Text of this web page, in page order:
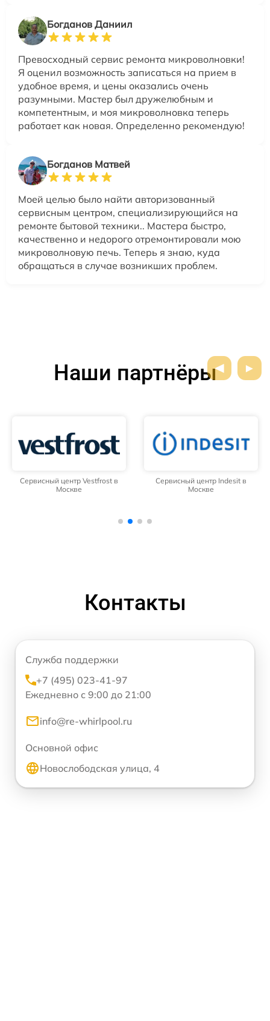
Богданов Даниил
Превосходный сервис ремонта микроволновки!
Я оценил возможность записаться на прием в
удобное время, и цены оказались очень
разумными. Мастер был дружелюбным и
компетентным, и моя микроволновка теперь
работает как новая. Определенно рекомендую!
Богданов Матвей
Моей целью было найти авторизованный
сервисным центром, специализирующийся на
ремонте бытовой техники.. Мастера быстро,
качественно и недорого отремонтировали мою
микроволновую печь. Теперь я знаю, куда
обращаться в случае возникших проблем.
Наши партнёры
Сервисный центр Vestfrost в
Москве
Сервисный центр Indesit в
Москве
Контакты
Служба поддержки
+7 (495) 023-41-97
Ежедневно с 9:00 до 21:00
info@re-whirlpool.ru
Основной офис
Новослободская улица, 4